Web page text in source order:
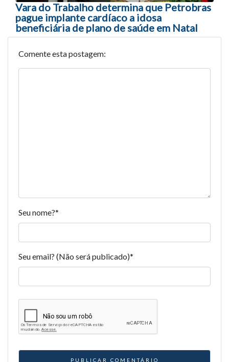
Vara do Trabalho determina que Petrobras
pague implante cardíaco a idosa
beneficiária de plano de saúde em Natal
Comente esta postagem:
Seu nome?*
Seu email? (Não será publicado)*